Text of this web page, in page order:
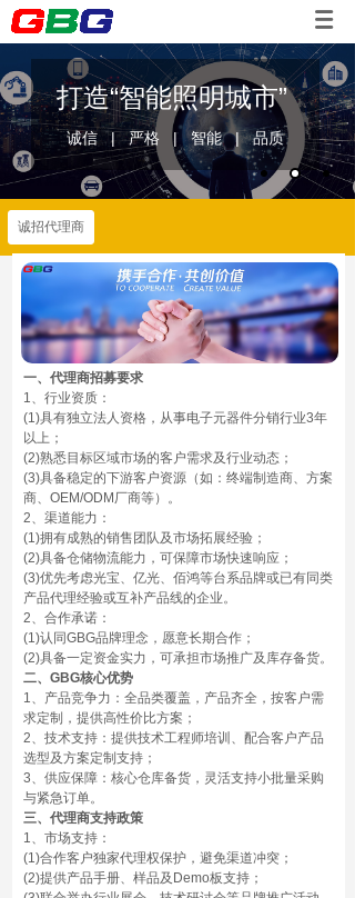
诚信 | 严格 | 智能 | 品质
打造“智能照明城市”
诚招代理商
一、代理商招募要求
1、行业资质：
(1)具有独立法人资格，从事电子元器件分销行业3年
以上；
(2)熟悉目标区域市场的客户需求及行业动态；
(3)具备稳定的下游客户资源（如：终端制造商、方案
商、OEM/ODM厂商等）。
2、渠道能力：
(1)拥有成熟的销售团队及市场拓展经验；
(2)具备仓储物流能力，可保障市场快速响应；
(3)优先考虑光宝、亿光、佰鸿等台系品牌或已有同类
产品代理经验或互补产品线的企业。
2、合作承诺：
(1)认同GBG品牌理念，愿意长期合作；
(2)具备一定资金实力，可承担市场推广及库存备货。
二、GBG核心优势
1、产品竞争力：全品类覆盖，产品齐全，按客户需
求定制，提供高性价比方案；
2、技术支持：提供技术工程师培训、配合客户产品
选型及方案定制支持；
3、供应保障：核心仓库备货，灵活支持小批量采购
与紧急订单。
三、代理商支持政策
1、市场支持：
(1)合作客户独家代理权保护，避免渠道冲突；
(2)提供产品手册、样品及Demo板支持；